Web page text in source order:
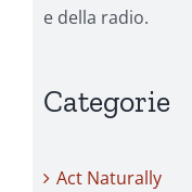
e della radio.
Categorie
Act Naturally